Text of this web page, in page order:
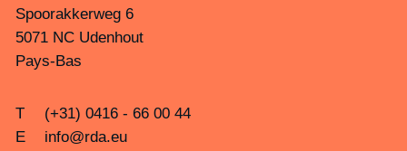
Spoorakkerweg 6
5071 NC Udenhout
Pays-Bas
T
(+31) 0416 - 66 00 44
E
info@rda.eu